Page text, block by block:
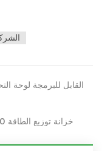
خزانة توزيع الطاقة 380 فولت مركز التحكم في المحركات